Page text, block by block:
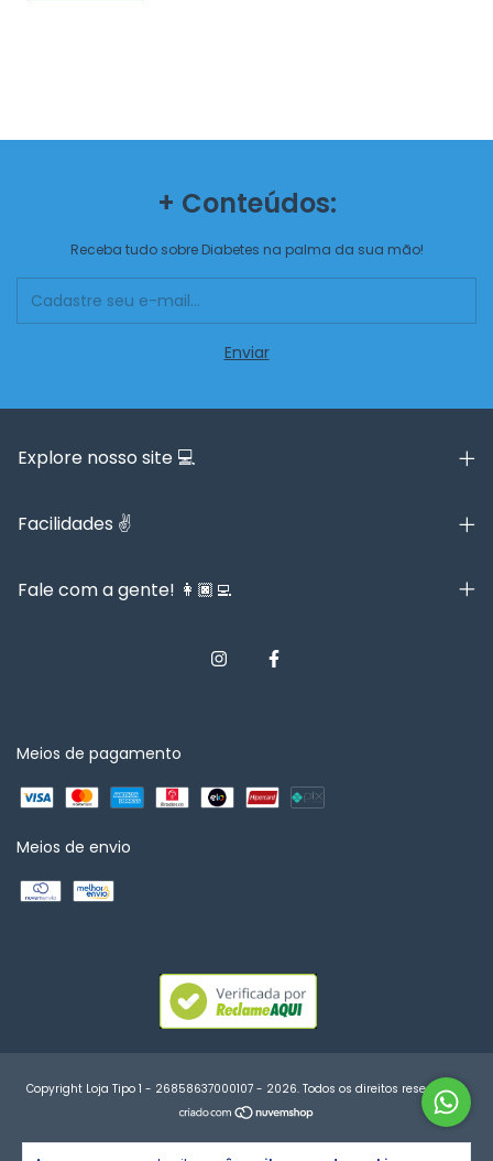
+ Conteúdos:
Receba tudo sobre Diabetes na palma da sua mão!
Explore nosso site 💻
Facilidades ✌️
Fale com a gente! 👩🏿‍💻
Meios de pagamento
Meios de envio
Copyright Loja Tipo 1 - 26858637000107 - 2026. Todos os direitos reservados.